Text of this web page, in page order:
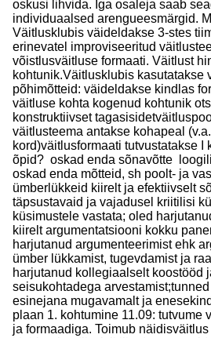
oskusi lihvida. Iga osaleja saab
individuaalsed arengueesmärgid.
Väitlusklubis väideldakse 3-stes
erinevatel improviseeritud
võistlusväitluse formaati. Väitlust
kohtunik.Väitlusklubis kasutatakse
põhimõtteid: väideldakse kindlas
väitluse kohta kogenud kohtunik
konstruktiivset
väitlusteema antakse kohapeal
kord)väitlusformaati tutvustatakse I
õpid? oskad enda sõnavõtte
oskad enda mõtteid, sh poolt- ja
ümberlükkeid kiirelt ja efektiivselt
täpsustavaid ja vajadusel kriitilisi
küsimustele vastata; oled
kiirelt argumentatsiooni kokku
harjutanud argumenteerimist ehk
ümber lükkamist, tugevdamist ja
harjutanud kollegiaalselt koostööd
seisukohtadega
esinejana mugavamalt ja
plaan 1. kohtumine 11.09: tutvume
ja formaadiga. Toimub